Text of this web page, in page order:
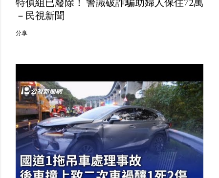
特偵組已廢除！ 警識破詐騙助婦人保住72萬
－民視新聞
分享